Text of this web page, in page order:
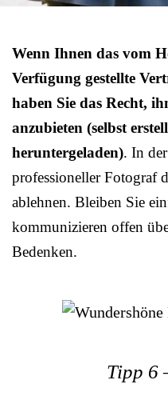
Wenn Ihnen das vom
Verfügung gestellte
haben Sie das Recht,
anzubieten (selbst
heruntergeladen). In
professioneller Fotograf
ablehnen. Bleiben Sie
kommunizieren offen
Bedenken.
Tipp 6